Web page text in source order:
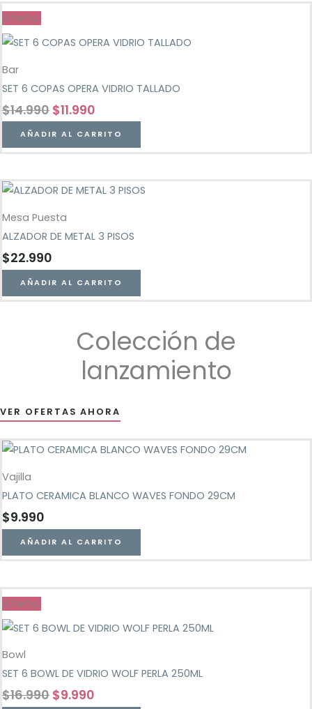
¡Oferta!
Bar
SET 6 COPAS OPERA VIDRIO TALLADO
$14.990 $11.990
AÑADIR AL CARRITO
Mesa Puesta
ALZADOR DE METAL 3 PISOS
$22.990
AÑADIR AL CARRITO
Colección de
lanzamiento
VER OFERTAS AHORA
Vajilla
PLATO CERAMICA BLANCO WAVES FONDO 29CM
$9.990
AÑADIR AL CARRITO
¡Oferta!
Bowl
SET 6 BOWL DE VIDRIO WOLF PERLA 250ML
$16.990 $9.990